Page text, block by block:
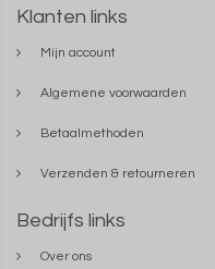
Klanten links
Mijn account
Algemene voorwaarden
Betaalmethoden
Verzenden & retourneren
Bedrijfs links
Over ons